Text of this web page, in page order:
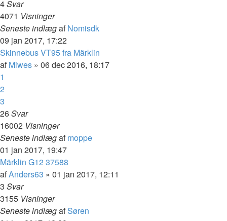
4Svar
4071 Visninger
Seneste indlægafNomisdk
09 jan 2017, 17:22
Skinnebus VT95 fra Märklin
afMiwes » 06 dec 2016, 18:17
1
2
3
26Svar
16002 Visninger
Seneste indlægafmoppe
01 jan 2017, 19:47
Märklin G12 37588
afAnders63 » 01 jan 2017, 12:11
3 Svar
3155 Visninger
Seneste indlægafSøren